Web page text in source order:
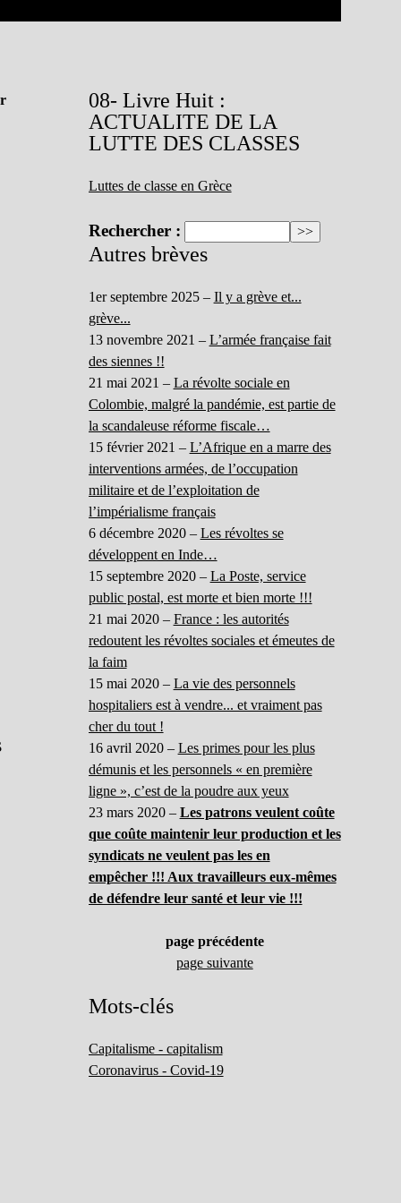
08- Livre Huit :
ACTUALITE DE LA
LUTTE DES CLASSES
Luttes de classe en Grèce
Rechercher :
Autres brèves
1er septembre 2025 – Il y a grève et...
grève...
13 novembre 2021 – L’armée française fait
des siennes !!
21 mai 2021 – La révolte sociale en
Colombie, malgré la pandémie, est partie de
la scandaleuse réforme fiscale…
15 février 2021 – L’Afrique en a marre des
interventions armées, de l’occupation
militaire et de l’exploitation de
l’impérialisme français
6 décembre 2020 – Les révoltes se
développent en Inde…
15 septembre 2020 – La Poste, service
public postal, est morte et bien morte !!!
21 mai 2020 – France : les autorités
redoutent les révoltes sociales et émeutes de
la faim
15 mai 2020 – La vie des personnels
hospitaliers est à vendre... et vraiment pas
cher du tout !
16 avril 2020 – Les primes pour les plus
démunis et les personnels « en première
ligne », c’est de la poudre aux yeux
23 mars 2020 – Les patrons veulent coûte
que coûte maintenir leur production et les
syndicats ne veulent pas les en
empêcher !!! Aux travailleurs eux-mêmes
de défendre leur santé et leur vie !!!
page précédente
page suivante
Mots-clés
Capitalisme - capitalism
Coronavirus - Covid-19